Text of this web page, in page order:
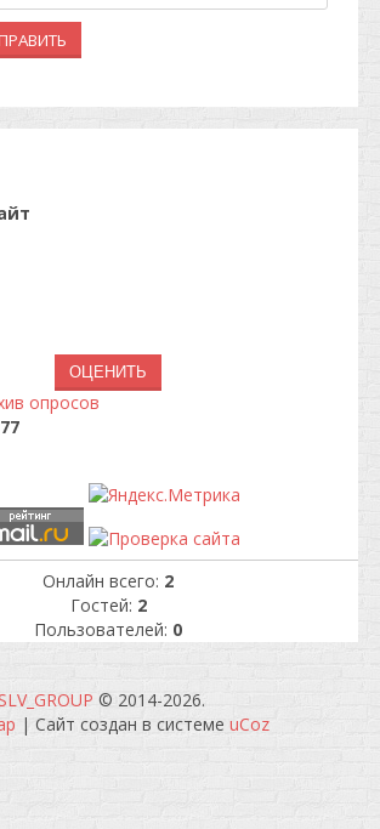
опросов
Онлайн всего: 2
Гостей: 2
Пользователей: 0
© 2014-2026.
| Сайт создан в системе uCoz